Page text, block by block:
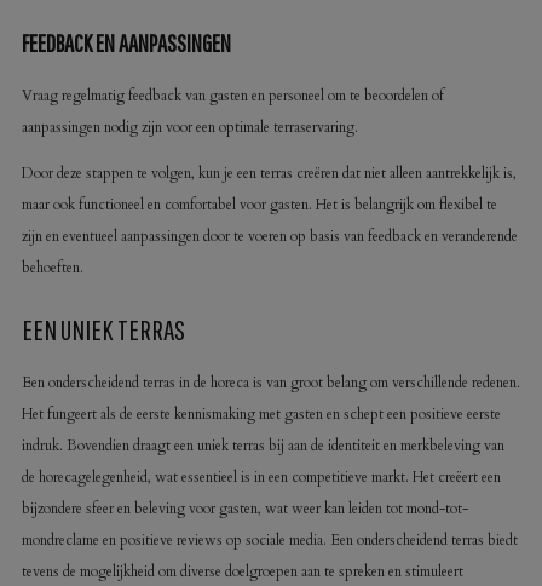
FEEDBACK EN AANPASSINGEN
Vraag regelmatig feedback van gasten en personeel om te beoordelen of
aanpassingen nodig zijn voor een optimale terraservaring.
Door deze stappen te volgen, kun je een terras creëren dat niet alleen aantrekkelijk is,
maar ook functioneel en comfortabel voor gasten. Het is belangrijk om flexibel te
zijn en eventueel aanpassingen door te voeren op basis van feedback en veranderende
behoeften.
EEN UNIEK TERRAS
Een onderscheidend terras in de horeca is van groot belang om verschillende redenen.
Het fungeert als de eerste kennismaking met gasten en schept een positieve eerste
indruk. Bovendien draagt een uniek terras bij aan de identiteit en merkbeleving van
de horecagelegenheid, wat essentieel is in een competitieve markt. Het creëert een
bijzondere sfeer en beleving voor gasten, wat weer kan leiden tot mond-tot-
mondreclame en positieve reviews op sociale media. Een onderscheidend terras biedt
tevens de mogelijkheid om diverse doelgroepen aan te spreken en stimuleert